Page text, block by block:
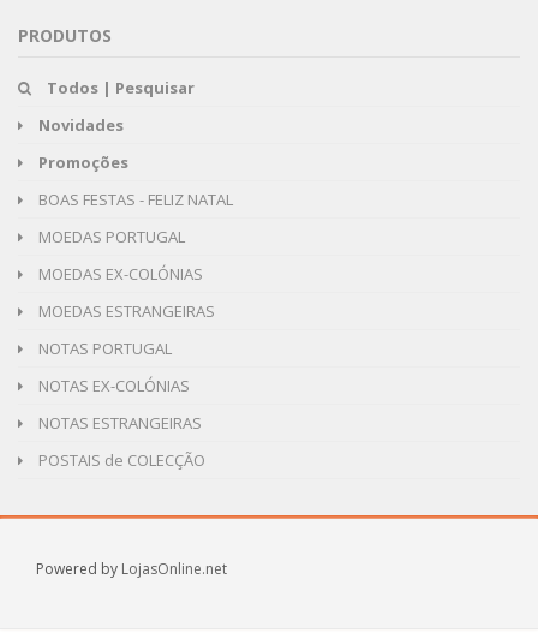
PRODUTOS
Todos | Pesquisar
Novidades
Promoções
BOAS FESTAS - FELIZ NATAL
MOEDAS PORTUGAL
MOEDAS EX-COLÓNIAS
MOEDAS ESTRANGEIRAS
NOTAS PORTUGAL
NOTAS EX-COLÓNIAS
NOTAS ESTRANGEIRAS
POSTAIS de COLECÇÃO
Powered by LojasOnline.net